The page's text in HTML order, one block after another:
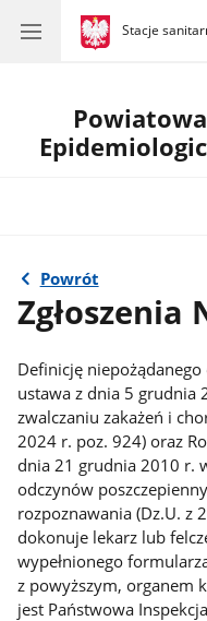
gov.pl
Stacje
gov.pl
Stacje
Powrót
Zgłoszenia
Definicję
ustawa z dnia 5 grudnia
zwalczaniu zakażeń i
2024 r. poz. 924) oraz
dnia 21 grudnia 2010 r.
odczynów
rozpoznawania (Dz.U. z
dokonuje lekarz lub
wypełnionego
z powyższym, organem
jest Państwowa